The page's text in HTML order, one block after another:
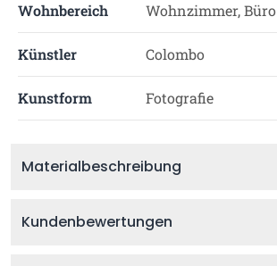
Wohnbereich Wohnzimmer, Büro
Künstler Colombo
Kunstform Fotografie
Materialbeschreibung
Kundenbewertungen